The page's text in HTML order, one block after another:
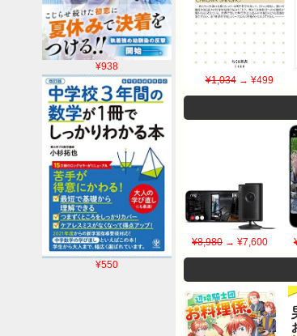
¥938
¥550
¥1,034→ ¥499
¥8,980 → ¥7,600